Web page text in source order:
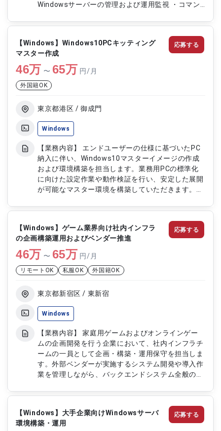
Windowsサーバーの管理および運用監視 ・コマン
時の対応およびトラブルシューティング ・サーバ
ーのパフォーマンス最適化および改善提案
【Windows】Windows10PCキッティング
マスター作成
46万 〜 65万 円/月
外国籍OK
東京都港区 / 御成門
Windows
【業務内容】 エンドユーザーの仕様に基づいたPC
納入に伴い、Windows10マスターイメージの作成
および環境構築を担当します。業務用PCの標準化
に向けた設定作業や動作検証を行い、安定した展開
が可能なマスター環境を構築していただきます。
成 ・業務用PCの標準設定および環境構築 ・アプリ
ケーションおよびドライバの組み込み設定 ・マス
ターイメージの動作検証および確認作業 ・展開用
設定の調整および最適化対応
応募する
【Windows】ゲーム業界向け社内インフラ
の企画構築運用およびベンダー推進
46万 〜 65万 円/月
リモートOK 私服OK 外国籍OK
東京都新宿区 / 東新宿
Windows
【業務内容】 家庭用ゲームおよびオンラインゲー
ムの企画開発を行う企業において、社内インフラチ
ームの一員として企画・構築・運用保守を担当しま
す。外部ベンダーが実施するシステム開発や導入作
業を管理しながら、バックエンドシステム全般の安
の企画段階から運用まで一貫して携わり、システム
フラの企画および構築支援 ・サーバーおよびミド
ルウェアの運用保守対応 ・外部ベンダーとの調整
応募する
【Windows】大手企業向けWindowsサーバ
環境構築・運用
応募する